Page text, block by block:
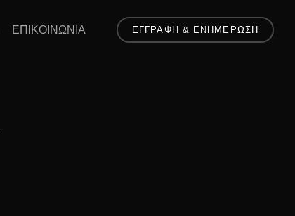
ΕΠΙΚΟΙΝΩΝΙΑ ΕΓΓΡΑΦΗ & ΕΝΗΜΕΡΩΣΗ